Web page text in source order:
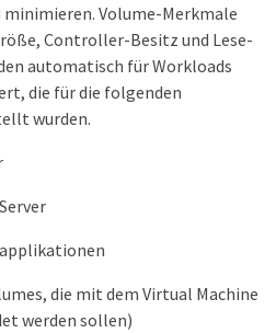
Volume-Merkmale
Controller-Besitz und Lese-
automatisch für Workloads
die für die folgenden
wurden.
die mit dem Virtual Machine
werden sollen)